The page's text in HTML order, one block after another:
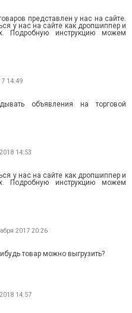
представлен у нас на сайте.
у нас на сайте как дропшиппер и
Подробную инструкцию можем
14:49
объявления на торговой
14:53
у нас на сайте как дропшиппер и
Подробную инструкцию можем
2017 20:26
товар можно выгрузить?
14:57